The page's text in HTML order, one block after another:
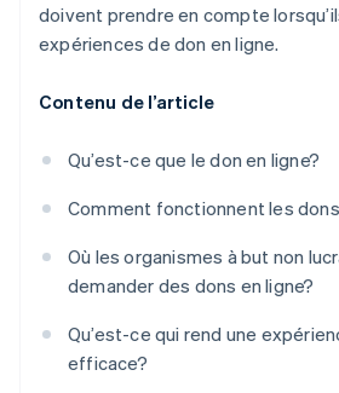
doivent prendre en compte
expériences de don en ligne.
Contenu de l’article
Qu’est-ce que le don en ligne?
Comment fonctionnent les
Où les organismes à but non
demander des dons en ligne?
Qu’est-ce qui rend une
efficace?